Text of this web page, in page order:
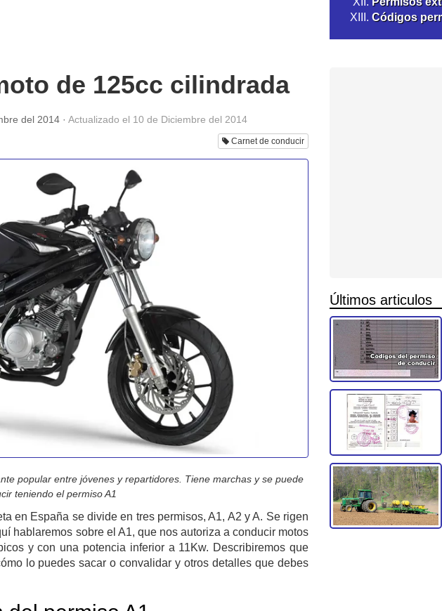
de 125cc cilindrada
del 2014 · Actualizado el 10 de Diciembre del 2014
Carnet de conducir
popular entre jóvenes y repartidores. Tiene marchas y se puede
teniendo el permiso A1
en España se divide en tres permisos, A1, A2 y A. Se rigen
hablaremos sobre el A1, que nos autoriza a conducir motos
y con una potencia inferior a 11Kw. Describiremos que
lo puedes sacar o convalidar y otros detalles que debes
Códigos
Últimos articulos